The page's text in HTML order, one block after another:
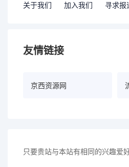
关于我们 加入我们 寻求报
友情链接
京西资源网
只要贵站与本站有相同的兴趣爱